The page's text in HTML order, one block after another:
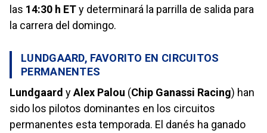
las 14:30 h ETy determinará la parrilla de salida para
la carrera del domingo.
LUNDGAARD, FAVORITO EN CIRCUITOS
PERMANENTES
Lundgaard yAlex Palou (Chip Ganassi Racing) han
sido los pilotos dominantes en los circuitos
permanentes esta temporada. El danés ha ganado